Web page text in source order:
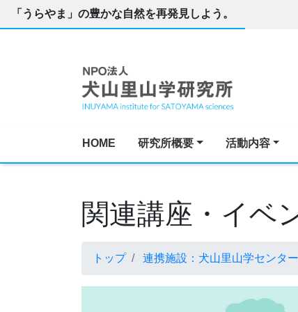
「うらやま」の豊かな自然を再発見しよう。
HOME 研究所概要 活動内容
関連講座・イベ
トップ 連携施設：犬山里山学センター